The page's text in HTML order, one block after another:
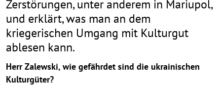
Zerstörungen, unter anderem in Mariupol,
und erklärt, was man an dem
kriegerischen Umgang mit Kulturgut
ablesen kann.
Herr Zalewski, wie gefährdet sind die ukrainischen
Kulturgüter?